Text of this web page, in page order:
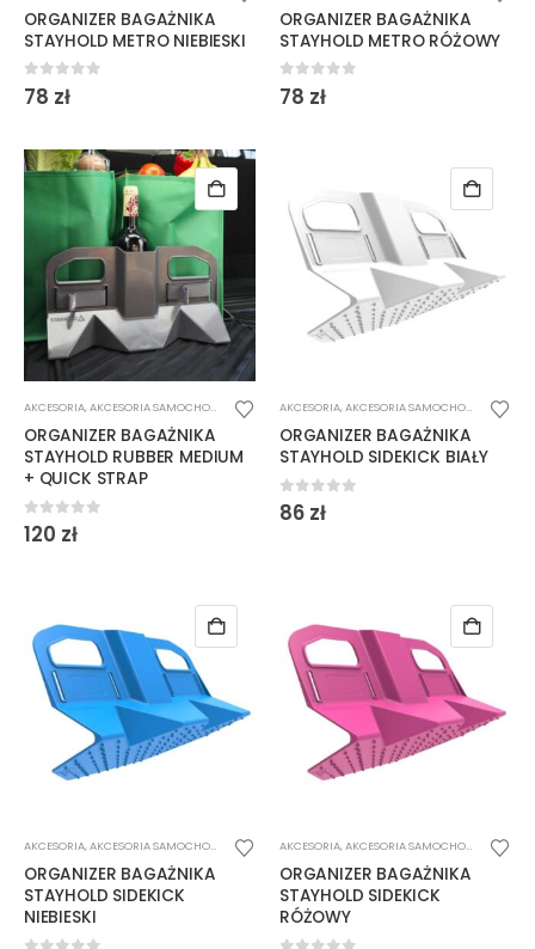
ORGANIZER BAGAŻNIKA
STAYHOLD METRO NIEBIESKI
0out of 5
78 zł
ORGANIZER BAGAŻNIKA
STAYHOLD METRO RÓŻOWY
0out of 5
78 zł
AKCESORIA,AKCESORIA SAMOCHODOWE
ORGANIZER BAGAŻNIKA
STAYHOLD RUBBER MEDIUM
+ QUICK STRAP
0out of 5
120 zł
AKCESORIA,AKCESORIA SAMOCHODOWE
ORGANIZER BAGAŻNIKA
STAYHOLD SIDEKICK BIAŁY
0out of 5
86 zł
AKCESORIA,AKCESORIA SAMOCHODOWE
ORGANIZER BAGAŻNIKA
STAYHOLD SIDEKICK
NIEBIESKI
AKCESORIA,AKCESORIA SAMOCHODOWE
ORGANIZER BAGAŻNIKA
STAYHOLD SIDEKICK
RÓŻOWY